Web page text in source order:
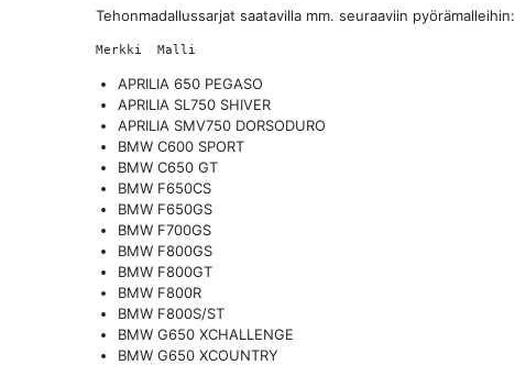
Tehonmadallussarjat saatavilla mm. seuraaviin pyörämalleihin:
APRILIA 650 PEGASO
APRILIA SL750 SHIVER
APRILIA SMV750 DORSODURO
BMW C600 SPORT
BMW C650 GT
BMW F650CS
BMW F650GS
BMW F700GS
BMW F800GS
BMW F800GT
BMW F800R
BMW F800S/ST
BMW G650 XCHALLENGE
BMW G650 XCOUNTRY